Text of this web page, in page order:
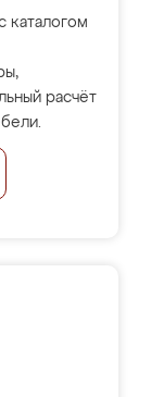
каталогом
расчёт